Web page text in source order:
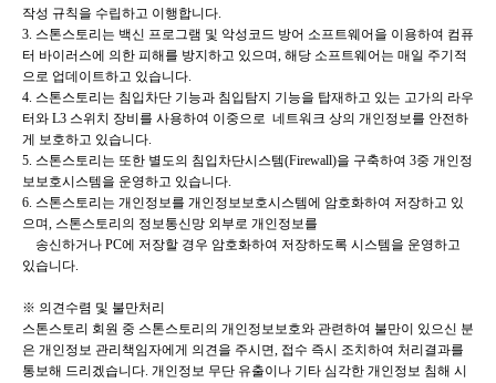
작성 규칙을 수립하고 이행합니다.
3. 스톤스토리는 백신 프로그램 및 악성코드 방어 소프트웨어을 이용하여 컴퓨
터 바이러스에 의한 피해를 방지하고 있으며, 해당 소프트웨어는 매일 주기적
으로 업데이트하고 있습니다.
4. 스톤스토리는 침입차단 기능과 침입탐지 기능을 탑재하고 있는 고가의 라우
터와 L3 스위치 장비를 사용하여 이중으로 네트워크 상의 개인정보를 안전하
게 보호하고 있습니다.
5. 스톤스토리는 또한 별도의 침입차단시스템(Firewall)을 구축하여 3중 개인정
보보호시스템을 운영하고 있습니다.
6. 스톤스토리는 개인정보를 개인정보보호시스템에 암호화하여 저장하고 있
으며, 스톤스토리의 정보통신망 외부로 개인정보를
송신하거나 PC에 저장할 경우 암호화하여 저장하도록 시스템을 운영하고
있습니다.
※ 의견수렴 및 불만처리
스톤스토리 회원 중 스톤스토리의 개인정보보호와 관련하여 불만이 있으신 분
은 개인정보 관리책임자에게 의견을 주시면, 접수 즉시 조치하여 처리결과를
통보해 드리겠습니다. 개인정보 무단 유출이나 기타 심각한 개인정보 침해 시